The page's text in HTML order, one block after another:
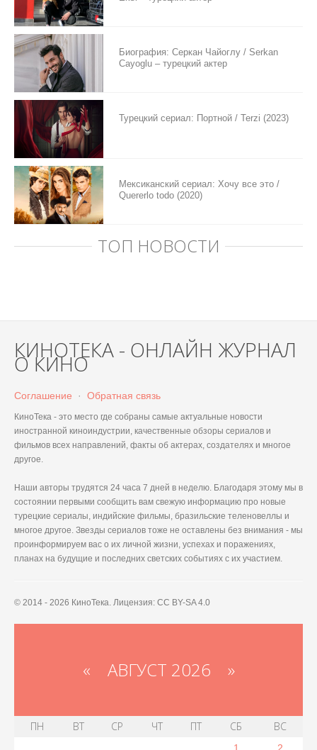
Биография: Серкан Чайоглу / Serkan
Cayoglu – турецкий актер
Турецкий сериал: Портной / Terzi (2023)
Мексиканский сериал: Хочу все это /
Quererlo todo (2020)
ТОП НОВОСТИ
КИНОТЕКА - ОНЛАЙН ЖУРНАЛ
О КИНО
Соглашение · Обратная связь
КиноТека - это место где собраны самые актуальные новости
иностранной киноиндустрии, качественные обзоры сериалов и
фильмов всех направлений, факты об актерах, создателях и многое
другое.
Наши авторы трудятся 24 часа 7 дней в неделю. Благодаря этому мы в
состоянии первыми сообщить вам свежую информацию про новые
турецкие сериалы, индийские фильмы, бразильские теленовеллы и
многое другое. Звезды сериалов тоже не оставлены без внимания - мы
проинформируем вас о их личной жизни, успехах и поражениях,
планах на будущие и последних светских событиях с их участием.
© 2014 - 2026 КиноТека. Лицензия: CC BY-SA 4.0
« АВГУСТ 2026 »
ПН ВТ СР ЧТ ПТ СБ ВС